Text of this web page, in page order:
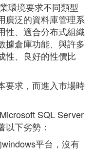
環境要求不同類型
廣泛的資料庫管理系
性、適合分布式組織
據倉庫功能、與許多
性、良好的性價比
要求，而進入市場時
SQL Server
下劣勢：
平台，沒有